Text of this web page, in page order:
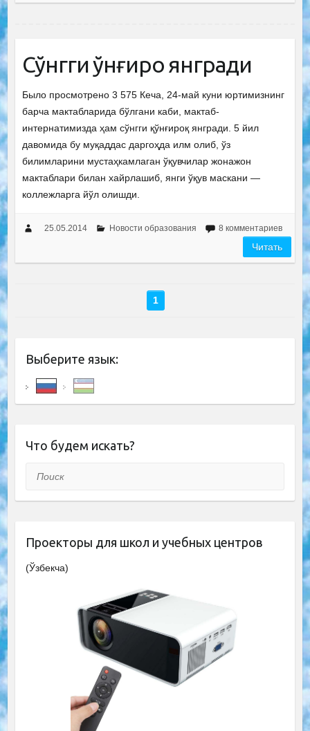
Сўнгги қўнғироқ янгради
Было просмотрено 3 575 Кеча, 24-май куни юртимизнинг
барча мактабларида бўлгани каби, мактаб-
интернатимизда ҳам сўнгги қўнғироқ янгради. 5 йил
давомида бу муқаддас даргоҳда илм олиб, ўз
билимларини мустаҳкамлаган ўқувчилар жонажон
мактаблари билан хайрлашиб, янги ўқув маскани —
коллежларга йўл олишди.
25.05.2014 Новости образования 8 комментариев
Читать
1
Выберите язык:
Что будем искать?
Поиск
Проекторы для школ и учебных центров
(Ўзбекча)